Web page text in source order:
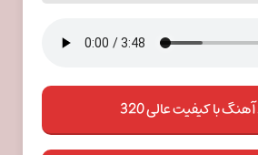
آهنگ با کیفیت عالی 320